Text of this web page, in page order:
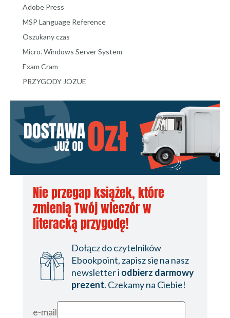
Adobe Press
MSP Language Reference
Oszukany czas
Micro. Windows Server System
Exam Cram
PRZYGODY JOZUE
Nie przegap książek, które
zmienią Twój wieczór w
literacką przygodę!
Dołącz do czytelników
Ebookpoint, zapisz się na nasz
newsletter i odbierz darmowy
prezent. Czekamy na Ciebie!
e-mail